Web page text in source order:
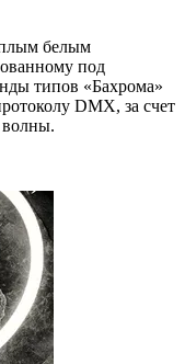
белым
под
типов «Бахрома»
DMX, за счет
волны.